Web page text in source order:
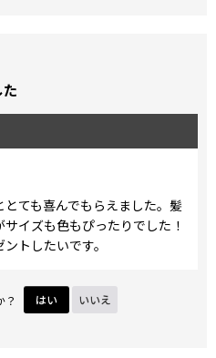
た
ても喜んでもらえました。髪
イズも色もぴったりでした！
トしたいです。
？ はい いいえ